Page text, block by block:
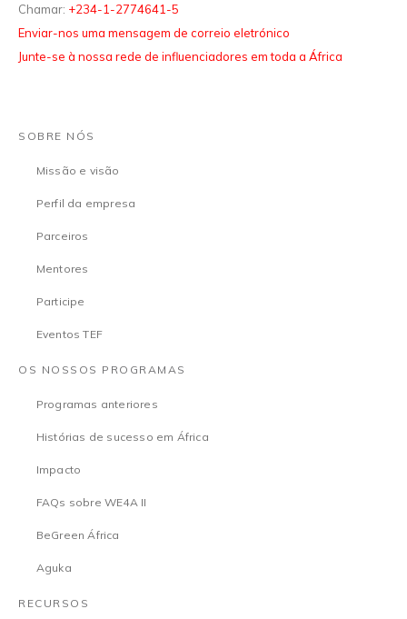
Chamar: +234-1-2774641-5
Enviar-nos uma mensagem de correio eletrónico
Junte-se à nossa rede de influenciadores em toda a África
SOBRE NÓS
Missão e visão
Perfil da empresa
Parceiros
Mentores
Participe
Eventos TEF
OS NOSSOS PROGRAMAS
Programas anteriores
Histórias de sucesso em África
Impacto
FAQs sobre WE4A II
BeGreen África
Aguka
RECURSOS